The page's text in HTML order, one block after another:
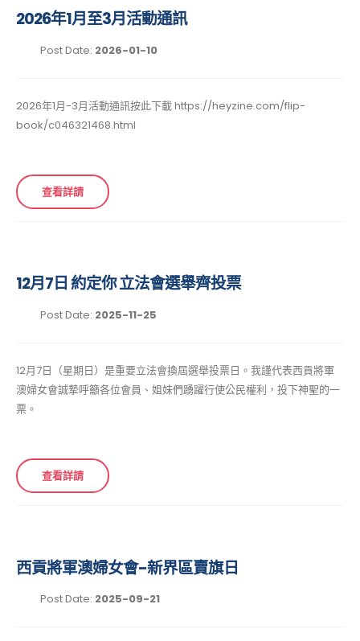
2026年1月至3月活動通訊
Post Date: 2026-01-10
2026年1月-3月活動通訊按此下載 https://heyzine.com/flip-
book/c046321468.html
查看詳請
12月7日 約定你 立法會選舉齊投票
Post Date: 2025-11-25
12月7日（星期日）是重要立法會換屆選舉投票日。我謹代表西貢將軍
澳婦女會誠摯呼籲各位會員、姐妹們踴躍行使公民權利，投下神聖的一
票。
查看詳請
西貢將軍澳婦女會-新界區賣旗日
Post Date: 2025-09-21